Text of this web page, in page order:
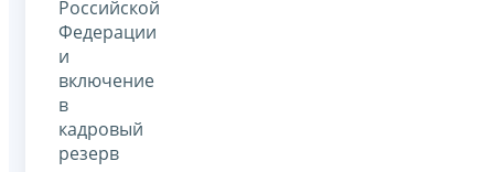
Российской
Федерации
и
включение
в
кадровый
резерв